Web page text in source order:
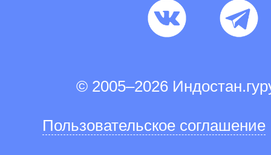
© 2005–2026
Пользовательское соглашение